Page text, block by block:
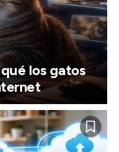
los gatos